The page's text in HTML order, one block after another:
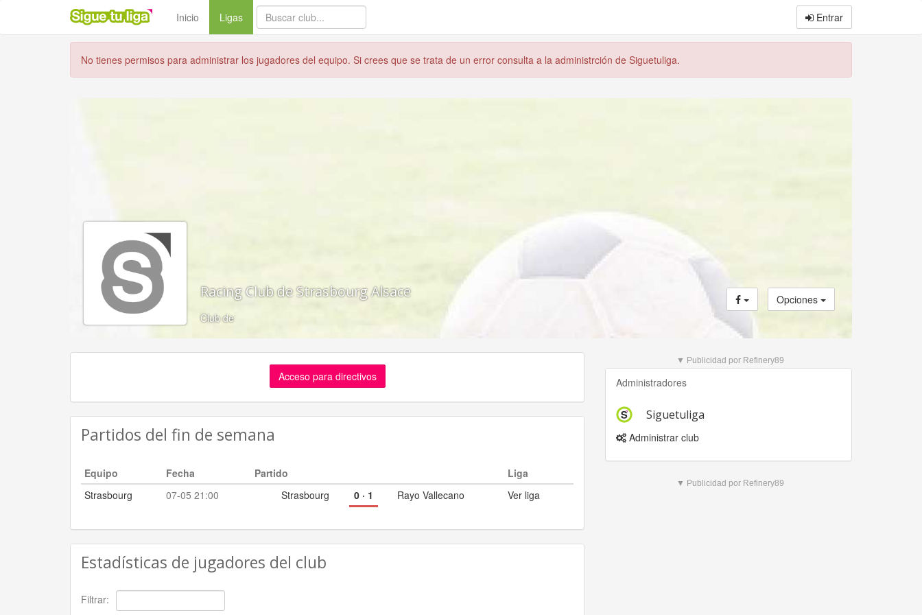
Inicio Ligas(current) Entrar
No tienes permisos para administrar los jugadores del equipo. Si crees que se trata de un error consulta a la administrción de Siguetuliga.
Racing Club de Strasbourg Alsace
Club de
Opciones
Acceso para directivos
Partidos del fin de semana
Equipo Fecha Partido
Liga
Strasbourg
07-05 21:00 Strasbourg 0· 1 Rayo Vallecano Ver liga
Estadísticas de jugadores del club
Filtrar:
▼ Publicidad por Refinery89
Administradores
Siguetuliga
Administrar club
▼ Publicidad por Refinery89